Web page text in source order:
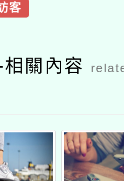
客
關內容